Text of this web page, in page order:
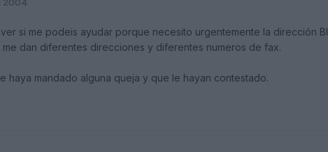
si me podeis ayudar porque necesito urgentemente la dirección
dan diferentes direcciones y diferentes numeros de fax.
haya mandado alguna queja y que le hayan contestado.